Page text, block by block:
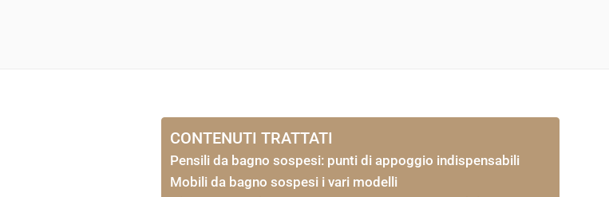
CONTENUTI TRATTATI
Pensili da bagno sospesi: punti di appoggio indispensabili
Mobili da bagno sospesi i vari modelli